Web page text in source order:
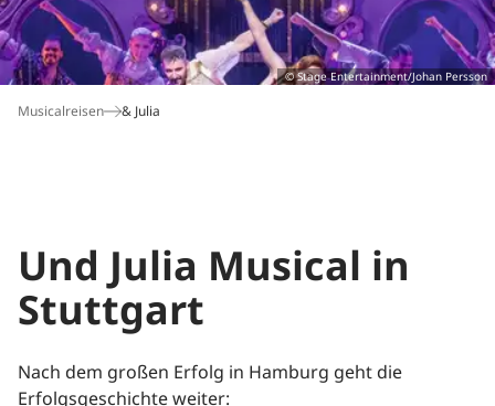
Buchungshotline*
06172 109-777
Montag bis Freitag: 9 bis 18 Uhr
Servicezeiten.
© Stage Entertainment/Johan Persson
Musicalreisen & Julia
Und Julia Musical in
Stuttgart
Nach dem großen Erfolg in Hamburg geht die
Erfolgsgeschichte weiter: